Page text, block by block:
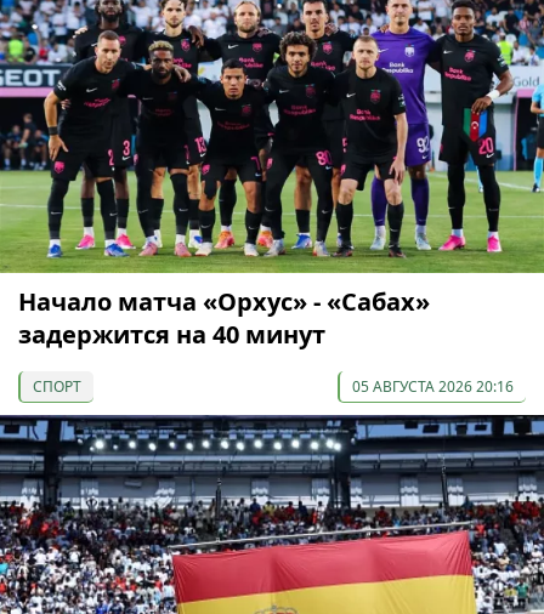
Начало матча «Орхус» - «Сабах»
задержится на 40 минут
СПОРТ 05 АВГУСТА 2026 20:16